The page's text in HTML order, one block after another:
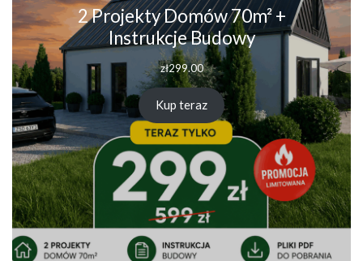
2 Projekty Domów 70m² +
Instrukcje Budowy
zł299.00
Kup teraz